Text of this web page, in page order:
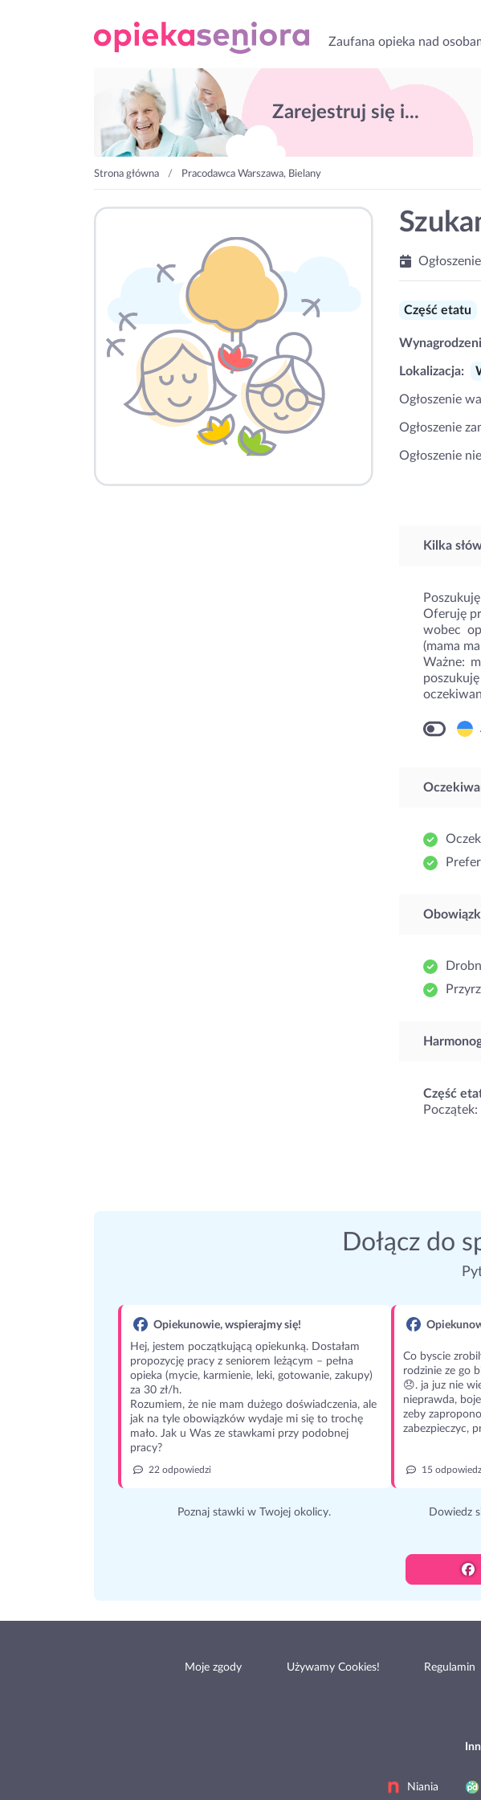
Zaufana opieka nad
Zarejestruj się i...
Strona główna Pracodawca Warszawa, Bielany
Część etatu
Lokalizacja:
Ogłoszenie
Ogłoszenie
Ogłoszenie
Kilka
Oferuję
wobec
(mama
Ważne:
Część
Początek:
Dołącz do
Opiekunowie, wspierajmy się!
Hej, jestem początkującą opiekunką. Dostałam
propozycję pracy z seniorem leżącym – pełna
opieka (mycie, karmienie, leki, gotowanie, zakupy)
za 30 zł/h.
Rozumiem, że nie mam dużego doświadczenia, ale
jak na tyle obowiązków wydaje mi się to trochę
mało. Jak u Was ze stawkami przy podobnej
pracy?
22 odpowiedzi
Poznaj stawki w Twojej okolicy.
Co byscie
rodzinie ze go
😞. ja juz nie
nieprawda,
zeby
zabezpieczyc,
15
Dowiedz
Moje zgody Używamy Cookies! Regulamin
Niania